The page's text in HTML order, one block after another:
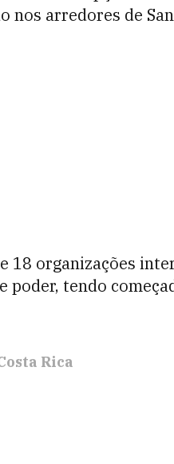
nos arredores de
18 organizações
poder, tendo
Rica